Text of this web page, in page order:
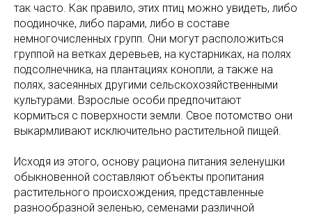
так часто. Как правило, этих птиц можно увидеть, либо
поодиночке, либо парами, либо в составе
немногочисленных групп. Они могут расположиться
группой на ветках деревьев, на кустарниках, на полях
подсолнечника, на плантациях конопли, а также на
полях, засеянных другими сельскохозяйственными
культурами. Взрослые особи предпочитают
кормиться с поверхности земли. Свое потомство они
выкармливают исключительно растительной пищей.
Исходя из этого, основу рациона питания зеленушки
обыкновенной составляют объекты пропитания
растительного происхождения, представленные
разнообразной зеленью, семенами различной